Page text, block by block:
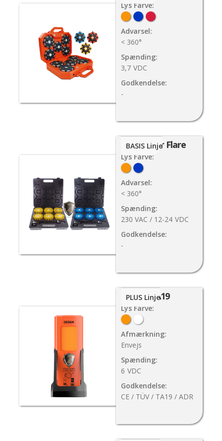
Lys Farve:
Advarsel:
< 360°
Spænding:
3,7 VDC
Godkendelse:
-
Sparker Flare
Lys Farve:
Advarsel:
< 360°
Spænding:
230 VAC / 12-24 VDC
Godkendelse:
-
BASIS Linje
TA19
Lys Farve:
Afmærkning:
Envejs
Spænding:
6 VDC
Godkendelse:
CE / TÜV / TA19 / ADR
PLUS Linje